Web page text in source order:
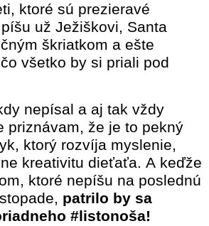
ktoré sú prezieravé
už Ježiškovi, Santa
škriatkom a ešte
všetko by si priali pod
nepísal a aj tak vždy
priznávam, že je to pekný
ktorý rozvíja myslenie,
kreativitu dieťaťa. A keďže
ktoré nepíšu na poslednú
patrilo by sa
#listonoša!